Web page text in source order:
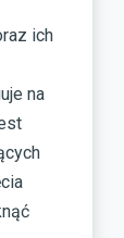
ich
na